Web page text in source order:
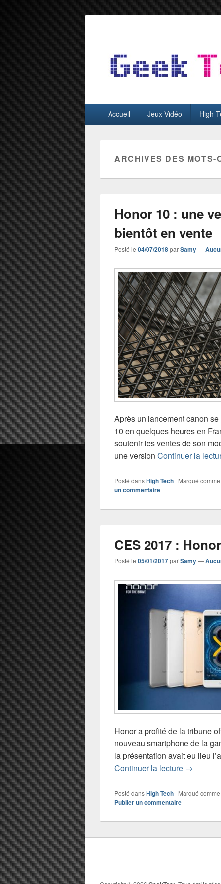
GeekTest
principalAccueil Jeux Vidéo High
ARCHIVES DES MOTS-
Honor 10 : une
bientôt en vente
Posté le 04/07/2018parSamy—
Après un lancement canon
10 en quelques heures en
soutenir les ventes de son
une version Continuer la
Posté dansHigh Tech | Marqué comme
un commentaire
CES 2017 :
Posté le 05/01/2017parSamy—
Honor a profité de la tribune
nouveau smartphone de la
la présentation avait eu lieu
Continuer la lecture CES
→
Posté dansHigh Tech | Marqué comme
Publier un commentaire